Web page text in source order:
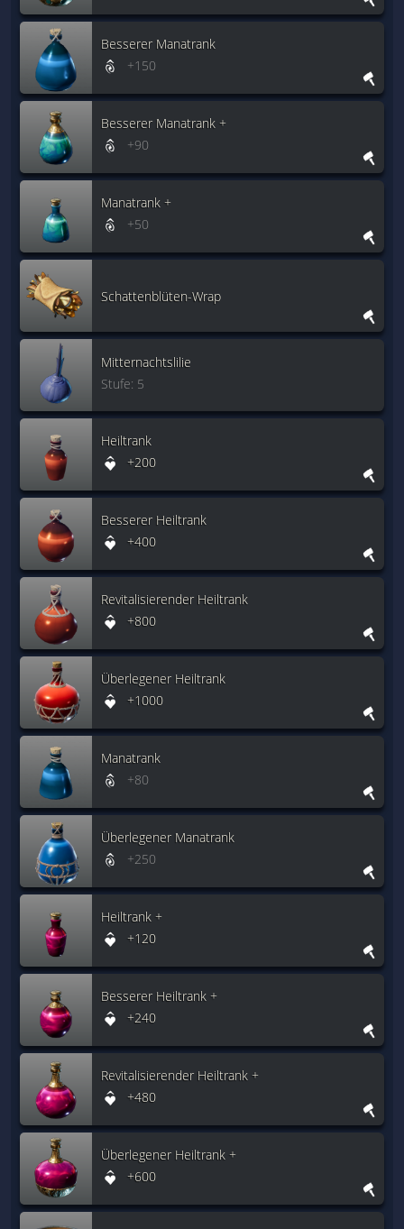
Besserer Manatrank
+150
Besserer Manatrank +
+90
Manatrank +
+50
Schattenblüten-Wrap
Mitternachtslilie
Stufe: 5
Heiltrank
+200
Besserer Heiltrank
+400
Revitalisierender Heiltrank
+800
Überlegener Heiltrank
+1000
Manatrank
+80
Überlegener Manatrank
+250
Heiltrank +
+120
Besserer Heiltrank +
+240
Revitalisierender Heiltrank +
+480
Überlegener Heiltrank +
+600